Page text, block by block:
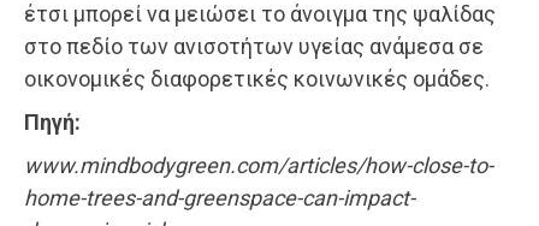
έτσι μπορεί να μειώσει το άνοιγμα της ψαλίδας
στο πεδίο των ανισοτήτων υγείας ανάμεσα σε
οικονομικές διαφορετικές κοινωνικές ομάδες.
Πηγή:
www.mindbodygreen.com/articles/how-close-to-
home-trees-and-greenspace-can-impact-